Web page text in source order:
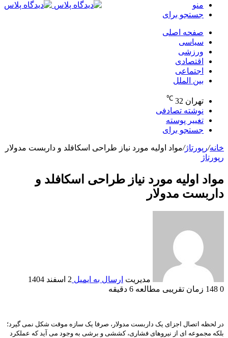
منو
جستجو برای
صفحه اصلی
سیاسی
ورزشی
اقتصادی
اجتماعی
بین الملل
تهران 32
℃
نوشته تصادفی
تغییر پوسته
جستجو برای
خانه/رپورتاژ/مواد اولیه مورد نیاز طراحی اسکافلد و داربست مدولار
رپورتاژ
مواد اولیه مورد نیاز طراحی اسکافلد و
داربست مدولار
مدیریت ارسال به ایمیل 2 اسفند 1404
0
زمان تقریبی مطالعه 6 دقیقه
در لحظه اتصال اجزای یک داربست مدولار، صرفا یک سازه موقت شکل نمی گیرد؛
بلکه مجموعه ای از نیروهای فشاری، کششی و برشی به وجود می آید که عملکرد